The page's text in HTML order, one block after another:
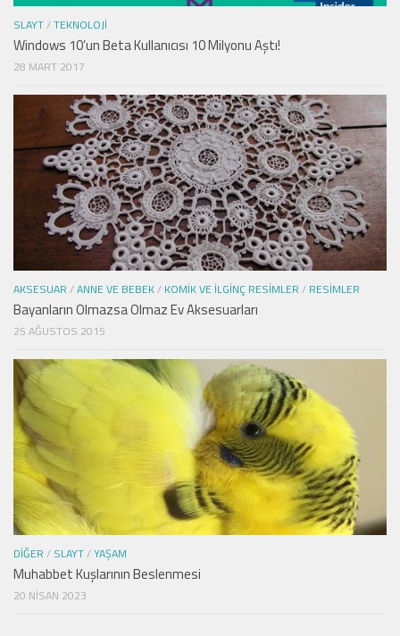
SLAYT/TEKNOLOJI
Windows 10’un Beta Kullanıcısı 10 Milyonu Aştı!
28 MART 2017
AKSESUAR /ANNE VE BEBEK/ KOMIK VE İLGINÇ RESIMLER / RESIMLER
Bayanların Olmazsa Olmaz Ev Aksesuarları
25 AĞUSTOS 2015
DIĞER / SLAYT/YAŞAM
Muhabbet Kuşlarının Beslenmesi
20 NISAN 2023